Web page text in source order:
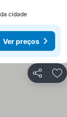
cidade
Ver preços
Partilhar